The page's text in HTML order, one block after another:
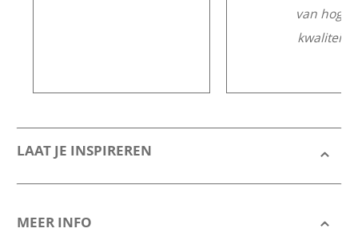
van hoge
kwaliteit.
LAAT JE INSPIREREN
MEER INFO